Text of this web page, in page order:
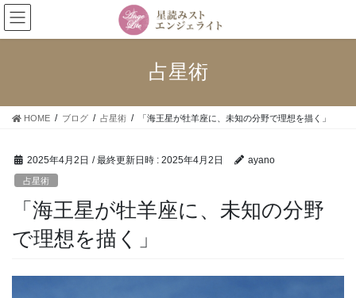
コ
ン
テ
ス
ナ
ビ
ゲ
ン
占星術
HOME ブログ 占星術 「海王星が牡羊座に、未知の分野で理想を描く」
2025年4月2日 / 最終更新日時 : 2025年4月2日 ayano
占星術
「海王星が牡羊座に、未知の分野
で理想を描く」